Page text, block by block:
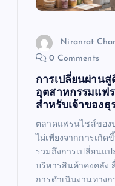
Niranrat
0 Comments
การเปลี่ยนผ่าน
อุตสาหกรรมแฟ
สำหรับเจ้าของธุ
ตลาดแฟรนไชส์ของ
ไม่เพียงจากการเกิ
รวมถึงการเปลี่ยนแ
บริหารสินค้าคงคลัง
การดำเนินงานทาง